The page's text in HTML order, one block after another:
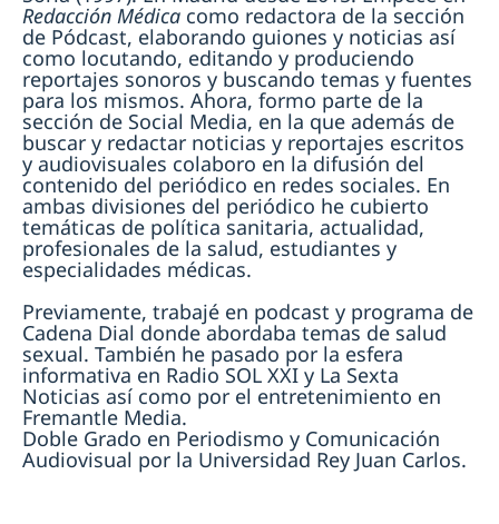
Redacción Médica como redactora de la sección
de Pódcast, elaborando guiones y noticias así
como locutando, editando y produciendo
reportajes sonoros y buscando temas y fuentes
para los mismos. Ahora, formo parte de la
sección de Social Media, en la que además de
buscar y redactar noticias y reportajes escritos
y audiovisuales colaboro en la difusión del
contenido del periódico en redes sociales. En
ambas divisiones del periódico he cubierto
temáticas de política sanitaria, actualidad,
profesionales de la salud, estudiantes y
especialidades médicas.
Previamente, trabajé en podcast y programa de
Cadena Dial donde abordaba temas de salud
sexual. También he pasado por la esfera
informativa en Radio SOL XXI y La Sexta
Noticias así como por el entretenimiento en
Fremantle Media.
Doble Grado en Periodismo y Comunicación
Audiovisual por la Universidad Rey Juan Carlos.